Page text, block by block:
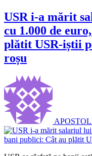
USR i-a mărit
cu 1.000 de
plătit USR-iștii
roșu
APOSTOL